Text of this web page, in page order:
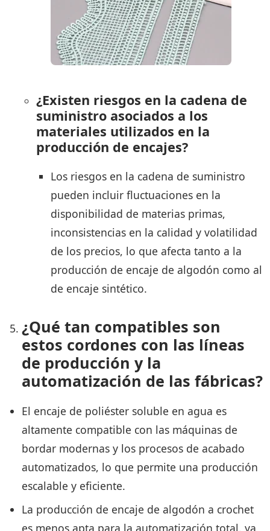
¿Existen riesgos en la cadena de
suministro asociados a los
materiales utilizados en la
producción de encajes?
Los riesgos en la cadena de suministro
pueden incluir fluctuaciones en la
disponibilidad de materias primas,
inconsistencias en la calidad y volatilidad
de los precios, lo que afecta tanto a la
producción de encaje de algodón como al
de encaje sintético.
¿Qué tan compatibles son
estos cordones con las líneas
de producción y la
automatización de las fábricas?
El encaje de poliéster soluble en agua es
altamente compatible con las máquinas de
bordar modernas y los procesos de acabado
automatizados, lo que permite una producción
escalable y eficiente.
La producción de encaje de algodón a crochet
es menos apta para la automatización total, ya